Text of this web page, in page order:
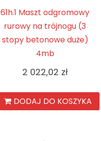
61h.1 Maszt odgromowy
rurowy na trójnogu (3
stopy betonowe duże)
4mb
2 022,02 zł
DODAJ DO KOSZYKA